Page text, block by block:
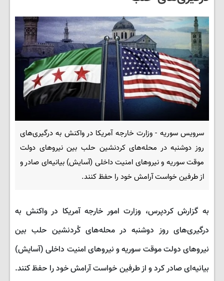
سرویس سوریه - وزارت خارجه آمریکا در واکنش به درگیری‌های
روز دوشنبه در محله‌های کردنشین حلب بین نیروهای دولت
موقت سوریه و نیروهای امنیت داخلی (آسایش) بیانیه‌ای صادر و
از طرفین خواست آرامش خود را حفظ کنند.
به گزارش کردپرس، وزارت امور خارجه آمریکا در واکنش به
درگیری‌های روز دوشنبه در محله‌های کُردنشین حلب بین
نیروهای دولت موقت سوریه و نیروهای امنیت داخلی (آسایش)
بیانیه‌ای صادر کرد و از طرفین خواست آرامش خود را حفظ کنند.